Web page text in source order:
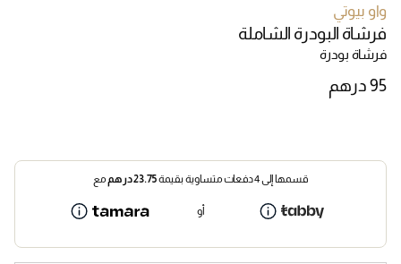
واو بيوتي
فرشاة البودرة الشاملة
فرشاة بودرة
قسمها إلى 4 دفعات متساوية بقيمة 23.75درهممع
أو